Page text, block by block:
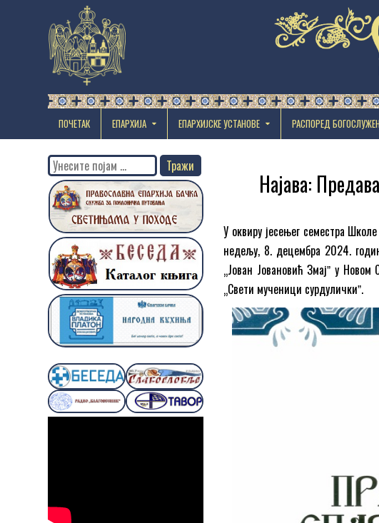
ПОЧЕТАК ЕПАРХИЈА EПАРХИЈСКЕ УСТАНОВЕ РАСПОРЕД
Најава:
У оквиру јесењег семестра
недељу, 8. децембра 2024.
„Јован Јовановић Змајˮ у
„Свети мученици сурдуличкиˮ.
Search
for: